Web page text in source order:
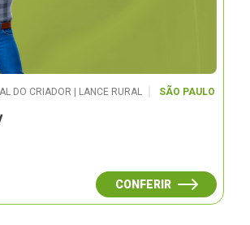
DO CRIADOR | LANCE RURAL
SÃO PAULO
CONFERIR